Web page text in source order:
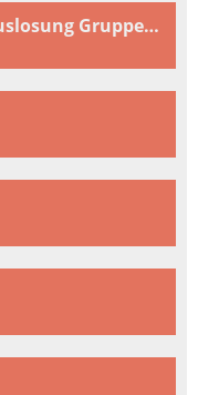
Clubmeisterschaften Einzel Auslosung Gruppen 2025